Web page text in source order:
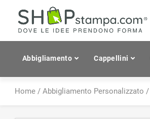
Abbigliamento Cappellini
Home / Abbigliamento Personalizzato /